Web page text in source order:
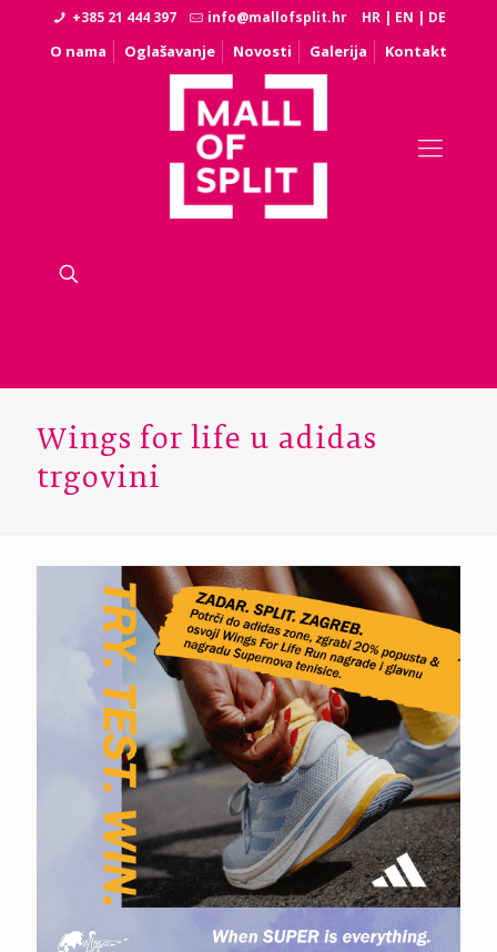
+385 21 444 397 info@mallofsplit.hr HR | EN | DE
O nama Oglašavanje Novosti Galerija Kontakt
Wings for life u adidas
trgovini